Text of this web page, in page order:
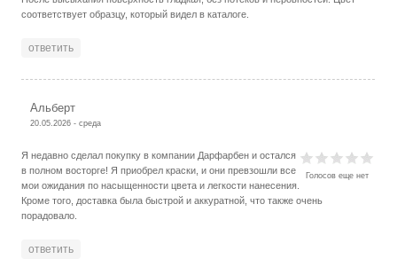
соответствует образцу, который видел в каталоге.
ответить
Альберт
20.05.2026 - среда
Голосов еще нет
Я недавно сделал покупку в компании Дарфарбен и остался
в полном восторге! Я приобрел краски, и они превзошли все
мои ожидания по насыщенности цвета и легкости нанесения.
Кроме того, доставка была быстрой и аккуратной, что также очень
порадовало.
ответить